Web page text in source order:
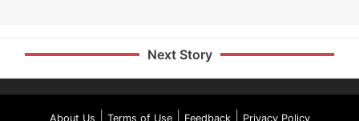
Next Story
About Us Terms of Use| Feedback| Privacy Policy